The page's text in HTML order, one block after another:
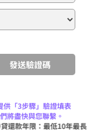
發送驗證碼
「3步驟」驗證填表
將盡快與您聯繫。
低10年最長30年。